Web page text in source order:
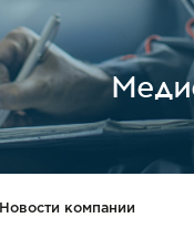
Новости компании